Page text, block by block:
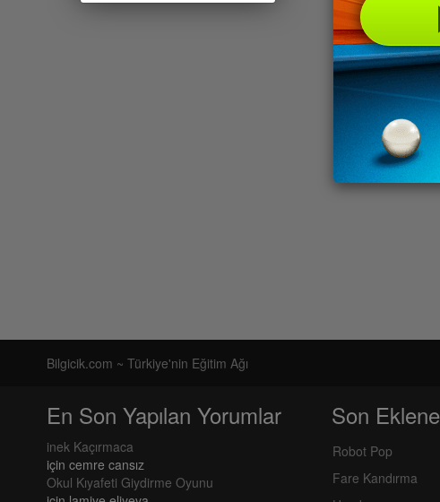
Bilgicik.com ~ Türkiye'nin Eğitim Ağı
En Son Yapılan Yorumlar
inek Kaçırmaca
için cemre cansız
Okul Kıyafeti Giydirme Oyunu
Son
Robot Pop
Fare Kandırma